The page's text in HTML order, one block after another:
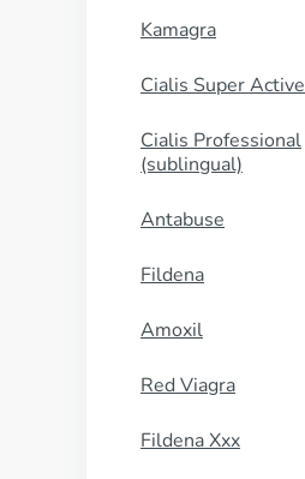
Kamagra
Cialis Super Active
Cialis Professional
(sublingual)
Antabuse
Fildena
Amoxil
Red Viagra
Fildena Xxx